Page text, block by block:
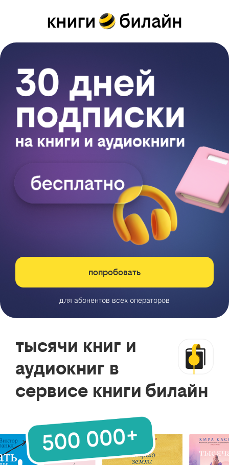
попробовать
для абонентов всех операторов
тысячи книг и
аудиокниг в
сервисе книги билайн